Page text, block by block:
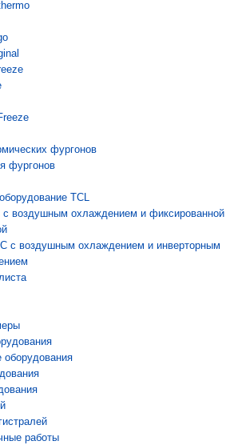
фургонов
фургонов
TCL
с воздушным охлаждением и фиксированной
с воздушным охлаждением и инверторным
оборудования
работы